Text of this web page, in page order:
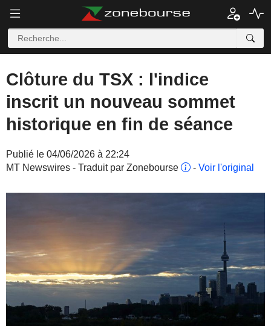
Clôture du TSX : l'indice
inscrit un nouveau sommet
historique en fin de séance
Publié le 04/06/2026 à 22:24
MT Newswires - Traduit par Zonebourse
- Voir l'original